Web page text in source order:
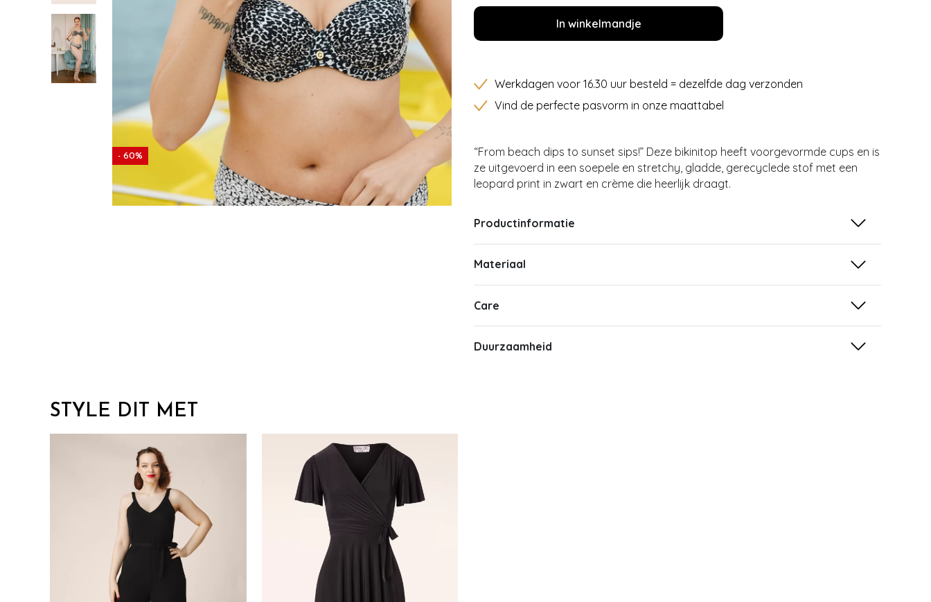
- 60%
In winkelmandje
Werkdagen voor 16.30 uur besteld = dezelfde dag verzonden
Vind de perfecte pasvorm in onze maattabel
“From beach dips to sunset sips!” Deze bikinitop heeft voorgevormde cups en is
ze uitgevoerd in een soepele en stretchy, gladde, gerecyclede stof met een
leopard print in zwart en crème die heerlijk draagt.
Productinformatie
Materiaal
Care
Duurzaamheid
STYLE DIT MET